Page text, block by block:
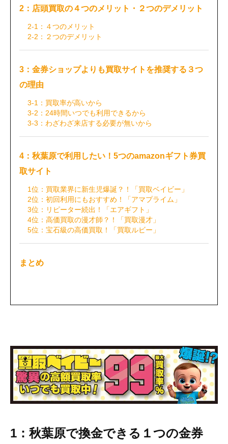
2：店頭買取の４つのメリット・２つのデメリット
2-1：４つのメリット
2-2：２つのデメリット
3：金券ショップよりも買取サイトを推奨する３つ
の理由
3-1：買取率が高いから
3-2：24時間いつでも利用できるから
3-3：わざわざ来店する必要が無いから
4：秋葉原で利用したい！5つのamazonギフト券買
取サイト
1位：買取業界に新生児爆誕？！「買取ベイビー」
2位：初回利用にもおすすめ！「アマプライム」
3位：リピーター続出！「エアギフト」
4位：高価買取の漫才師？！「買取漫才」
5位：宝石級の高価買取！「買取ルビー」
まとめ
1：秋葉原で換金できる１つの金券